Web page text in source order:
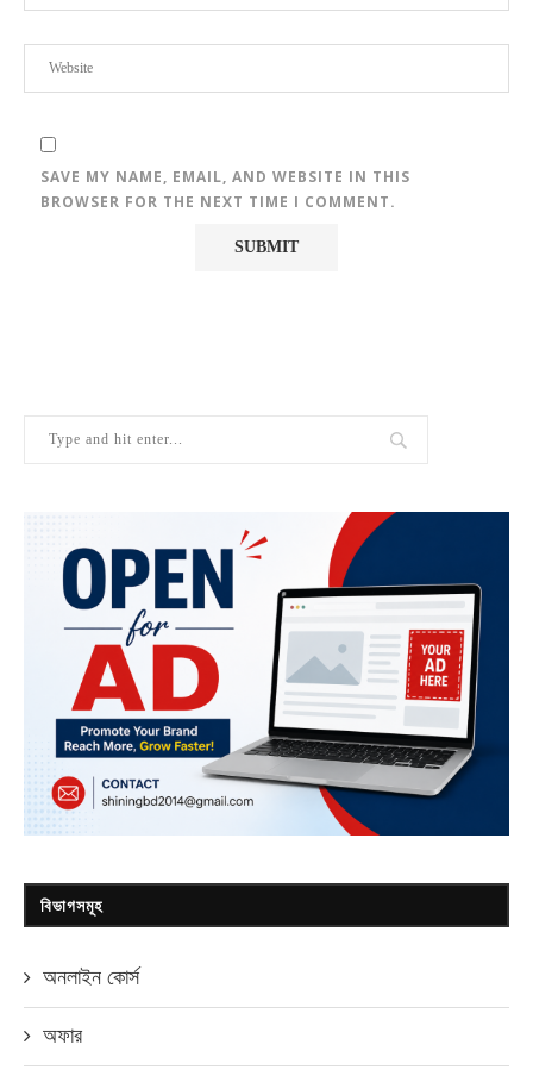
SAVE MY NAME, EMAIL, AND WEBSITE IN THIS
BROWSER FOR THE NEXT TIME I COMMENT.
বিভাগসমূহ
অনলাইন কোর্স
অফার